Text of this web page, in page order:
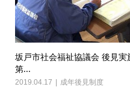
坂戸市社会福祉協議会 後見
第...
2019.04.17 成年後見制度